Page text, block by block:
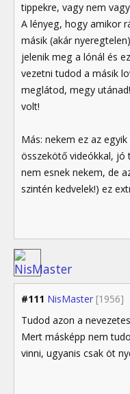
tippekre, vagy nem
A lényeg, hogy amikor
másik (akár
jelenik meg a lónál és
vezetni tudod a másik
meglátod, megy utánad!
volt!
Más: nekem ez az
összekötő videókkal,
nem esnek nekem, de
szintén kedvelek!) ez
#111 NisMaster [1956]
Tudod azon a
Mert másképp nem
vinni, ugyanis csak öt